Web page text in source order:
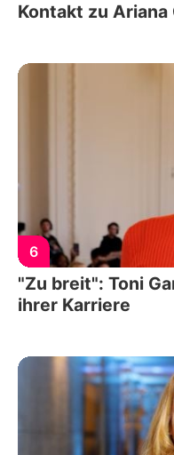
Kontakt zu Ariana
6
"Zu breit": Toni
ihrer Karriere